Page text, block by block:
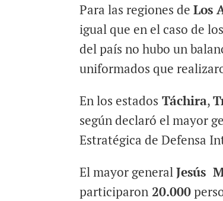
Para las regiones deLos
igual que en el caso de
del país no hubo un
uniformados que
En los estados Táchira,
según declaró el mayor
Estratégica de Defensa
El mayor generalJesús
participaron 20.000